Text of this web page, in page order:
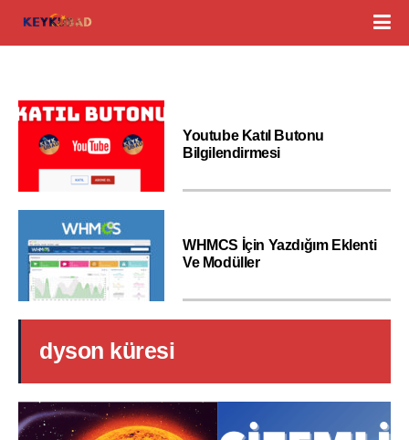
Youtube Katıl Butonu
Bilgilendirmesi
WHMCS İçin Yazdığım Eklenti
Ve Modüller
dyson küresi